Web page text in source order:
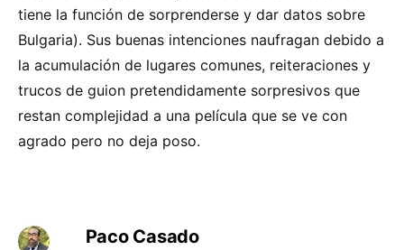
tiene la función de sorprenderse y dar datos sobre
Bulgaria). Sus buenas intenciones naufragan debido a
la acumulación de lugares comunes, reiteraciones y
trucos de guion pretendidamente sorpresivos que
restan complejidad a una película que se ve con
agrado pero no deja poso.
Paco Casado